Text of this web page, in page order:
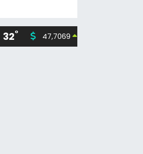
32° 47,7069